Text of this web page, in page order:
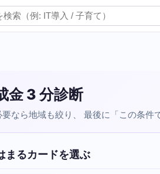
金 3 分診断
なら地域も絞り、 最後に「この条件
まるカードを選ぶ